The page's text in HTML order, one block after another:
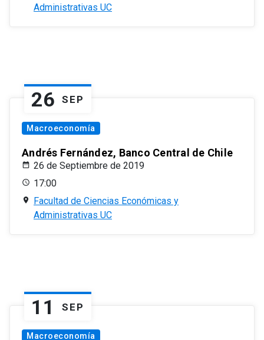
Administrativas UC
26 SEP
Macroeconomía
Andrés Fernández, Banco Central de Chile
26 de Septiembre de 2019
17:00
Facultad de Ciencias Económicas y
Administrativas UC
11 SEP
Macroeconomía